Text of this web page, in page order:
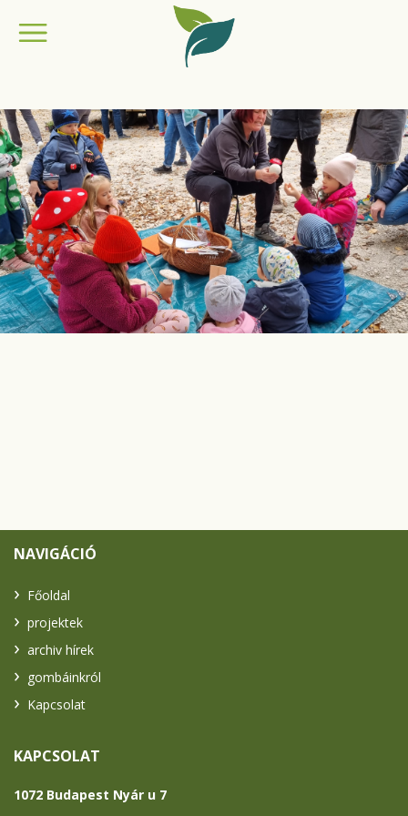
NAVIGÁCIÓ
Főoldal
projektek
archiv hírek
gombáinkról
Kapcsolat
KAPCSOLAT
1072 Budapest Nyár u 7